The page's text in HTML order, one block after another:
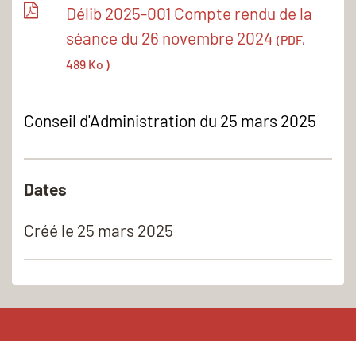
Délib 2025-001 Compte rendu de la
séance du 26 novembre 2024 (PDF,
489 Ko )
Conseil d'Administration du 25 mars 2025
Dates
Créé le 25 mars 2025